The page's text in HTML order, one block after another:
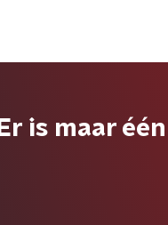
Er is maar